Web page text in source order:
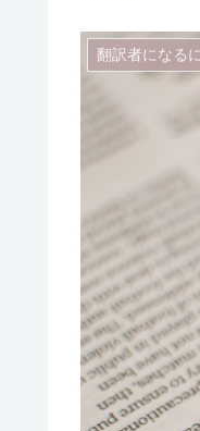
翻訳者になる